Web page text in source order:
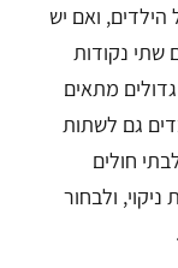
הילדים, ואם יש
שתי נקודות
מתאים
גם לשתות
חולים
ולבחור